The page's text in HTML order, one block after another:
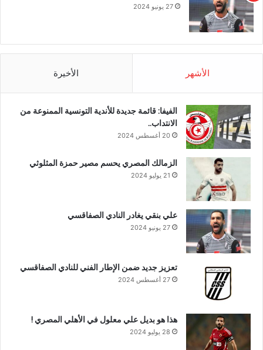
27 يونيو 2024
الأشهر الأخيرة
الفيفا: قائمة جديدة للأندية التونسية الممنوعة من
الانتداب..
20 أغسطس 2024
الزمالك المصري يحسم مصير حمزة المثلوثي
21 يوليو 2024
علي بنقي يغادر النادي الصفاقسي
27 يونيو 2024
تعزيز جديد ضمن الإطار الفني للنادي الصفاقسي
27 أغسطس 2024
هذا هو بديل علي معلول في الأهلي المصري !
28 يوليو 2024